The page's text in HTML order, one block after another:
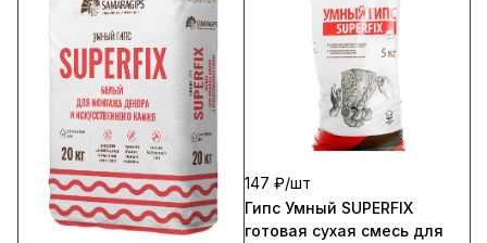
147 ₽/шт
Гипс Умный SUPERFIX
готовая сухая смесь для